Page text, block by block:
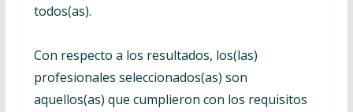
todos(as).
Con respecto a los resultados, los(las)
profesionales seleccionados(as) son
aquellos(as) que cumplieron con los requisitos